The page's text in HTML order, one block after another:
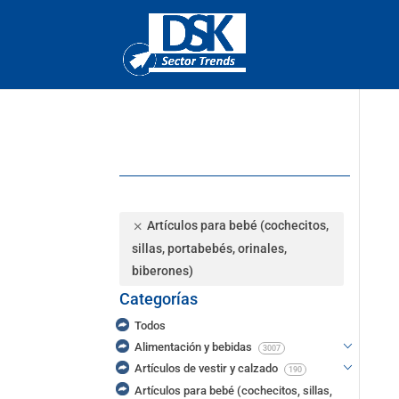
Artículos para bebé (cochecitos,
sillas, portabebés, orinales,
biberones)
Categorías
Todos
Alimentación y bebidas
3007
Artículos de vestir y calzado 190
Artículos para bebé (cochecitos, sillas,